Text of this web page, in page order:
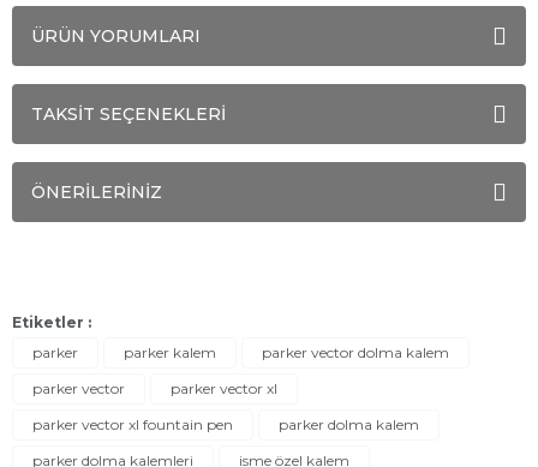
ÜRÜN YORUMLARI
TAKSİT SEÇENEKLERİ
ÖNERİLERİNİZ
Etiketler :
parker
parker kalem
parker vector dolma kalem
parker vector
parker vector xl
parker vector xl fountain pen
parker dolma kalem
parker dolma kalemleri
isme özel kalem